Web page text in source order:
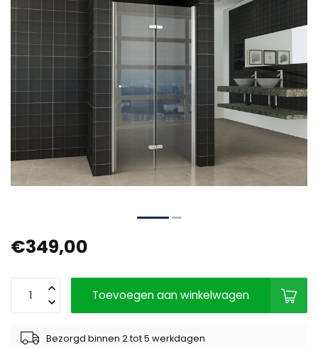
€349,00
Toevoegen aan winkelwagen
Bezorgd binnen 2 tot 5 werkdagen